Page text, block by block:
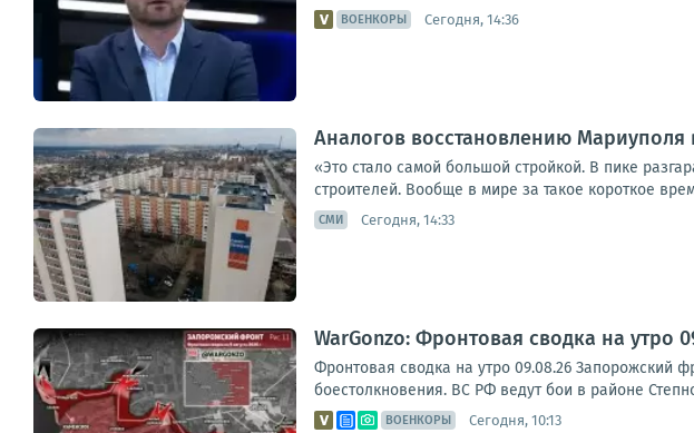
ВОЕНКОРЫ Сегодня, 14:36
Аналогов восстановлению
«Это стало самой большой стройкой. В пике
строителей. Вообще в мире за такое короткое
СМИ Сегодня, 14:33
WarGonzo: Фронтовая сводка на утро
Фронтовая сводка на утро 09.08.26 Запорожский
боестолкновения. ВС РФ ведут бои в районе
ВОЕНКОРЫ Сегодня, 10:13